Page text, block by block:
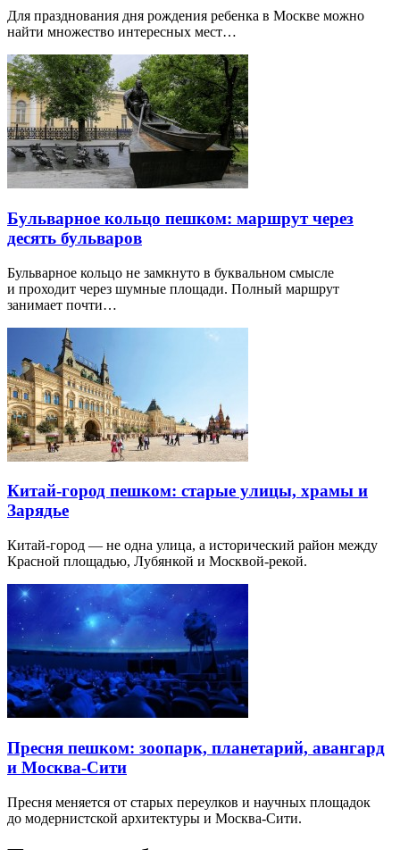
Для празднования дня рождения ребенка в Москве можно
найти множество интересных мест…
Бульварное кольцо пешком: маршрут через
десять бульваров
Бульварное кольцо не замкнуто в буквальном смысле
и проходит через шумные площади. Полный маршрут
занимает почти…
Китай-город пешком: старые улицы, храмы и
Зарядье
Китай-город — не одна улица, а исторический район между
Красной площадью, Лубянкой и Москвой-рекой.
Пресня пешком: зоопарк, планетарий, авангард
и Москва-Сити
Пресня меняется от старых переулков и научных площадок
до модернистской архитектуры и Москва-Сити.